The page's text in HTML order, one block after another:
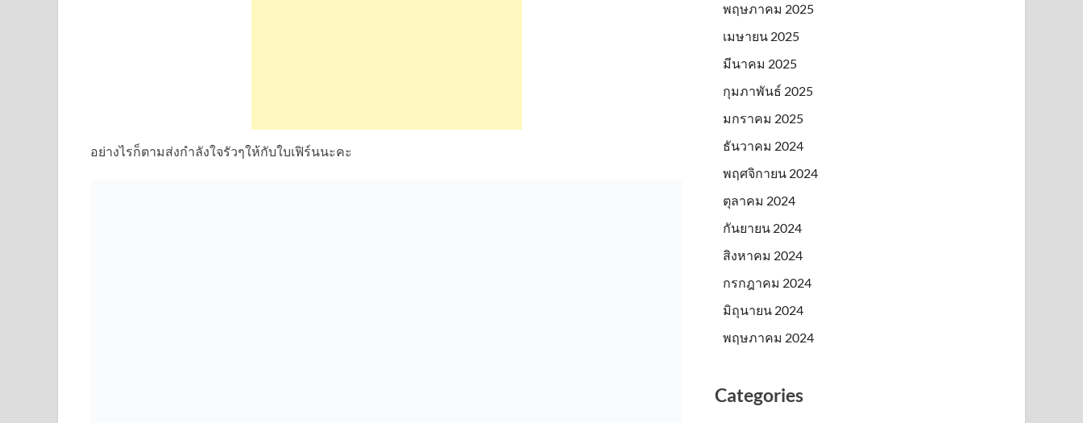
อย่างไรก็ตามส่งกำลังใจรัวๆให้กับใบเฟิร์นนะคะ
พฤษภาคม 2025
เมษายน 2025
มีนาคม 2025
กุมภาพันธ์ 2025
มกราคม 2025
ธันวาคม 2024
พฤศจิกายน 2024
ตุลาคม 2024
กันยายน 2024
สิงหาคม 2024
กรกฎาคม 2024
มิถุนายน 2024
พฤษภาคม 2024
Categories